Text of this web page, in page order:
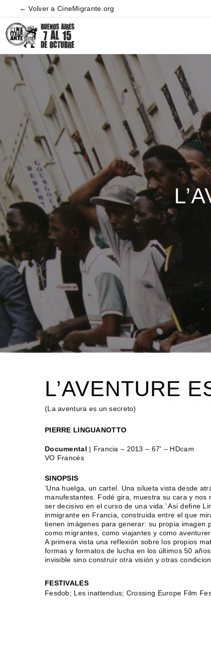
← Volver a CineMigrante.org
L’AVENTURE
(La aventura es un secreto)
PIERRE LINGUANOTTO
Documental | Francia – 2013 – 67' – HDcam
VO Francés
SINOPSIS
‘Una huelga, un cartel. Una silueta vista desde
manufestantes. Fodé gira, muestra su cara y
ser decisivo en el curso de una vida.’ Así define
inmigrante en Francia, construida entre el que
tienen imágenes para generar: su propia imagen
como migrantes, como viajantes y como
A primera vista una reflexión sobre los propios
formas y formatos de lucha en los últimos 50
invisible sino construir otra visión y otras
FESTIVALES
Fesdob; Les inattendus; Crossing Europe Film